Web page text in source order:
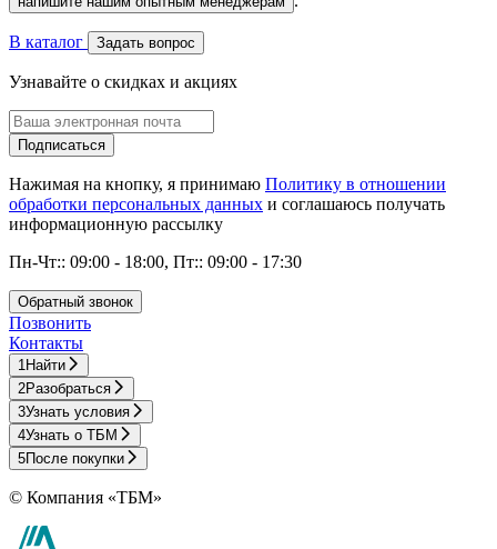
В каталог Задать вопрос
Узнавайте о скидках и акциях
Подписаться
Нажимая на кнопку, я принимаю Политику в отношении
обработки персональных данных и соглашаюсь получать
информационную рассылку
Пн-Чт:: 09:00 - 18:00, Пт:: 09:00 - 17:30
Обратный звонок
Позвонить
Контакты
1Найти
2Разобраться
3Узнать условия
4Узнать о ТБМ
5После покупки
© Компания «ТБМ»